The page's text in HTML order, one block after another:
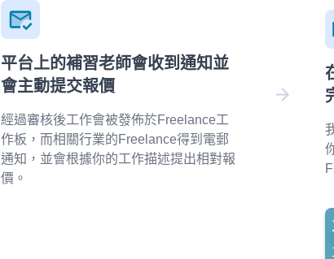
平台上的補習老師會收到通知並
會主動提交報價
經過審核後工作會被發佈於Freelance工
作板，而相關行業的Freelance得到電郵
通知，並會根據你的工作描述提出相對報
價。